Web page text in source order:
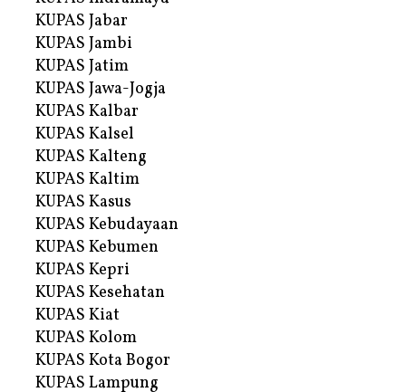
KUPAS Jabar
KUPAS Jambi
KUPAS Jatim
KUPAS Jawa-Jogja
KUPAS Kalbar
KUPAS Kalsel
KUPAS Kalteng
KUPAS Kaltim
KUPAS Kasus
KUPAS Kebudayaan
KUPAS Kebumen
KUPAS Kepri
KUPAS Kesehatan
KUPAS Kiat
KUPAS Kolom
KUPAS Kota Bogor
KUPAS Lampung